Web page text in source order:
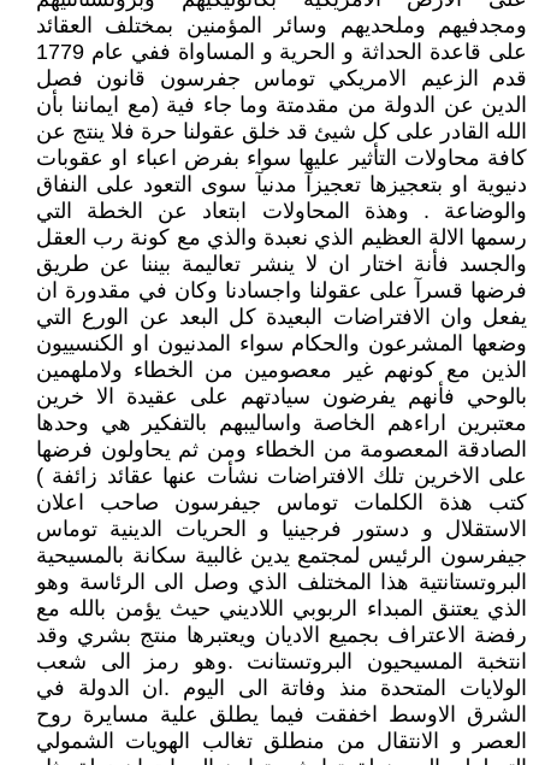
ومجدفيهم وملحديهم وسائر المؤمنين بمختلف العقائد
على قاعدة الحداثة و الحرية و المساواة ففي عام 1779
قدم الزعيم الامريكي توماس جفرسون قانون فصل
الدين عن الدولة من مقدمتة وما جاء فية (مع ايماننا بأن
الله القادر على كل شيئ قد خلق عقولنا حرة فلا ينتج عن
كافة محاولات التأثير عليها سواء بفرض اعباء او عقوبات
دنيوية او بتعجيزها تعجيزآ مدنيآ سوى التعود على النفاق
والوضاعة . وهذة المحاولات ابتعاد عن الخطة التي
رسمها الالة العظيم الذي نعبدة والذي مع كونة رب العقل
والجسد فأنة اختار ان لا ينشر تعاليمة بيننا عن طريق
فرضها قسرآ على عقولنا واجسادنا وكان في مقدورة ان
يفعل وان الافتراضات البعيدة كل البعد عن الورع التي
وضعها المشرعون والحكام سواء المدنيون او الكنسييون
الذين مع كونهم غير معصومين من الخطاء ولاملهمين
بالوحي فأنهم يفرضون سيادتهم على عقيدة الا خرين
معتبرين اراءهم الخاصة واساليبهم بالتفكير هي وحدها
الصادقة المعصومة من الخطاء ومن ثم يحاولون فرضها
على الاخرين تلك الافتراضات نشأت عنها عقائد زائفة )
كتب هذة الكلمات توماس جيفرسون صاحب اعلان
الاستقلال و دستور فرجينيا و الحريات الدينية توماس
جيفرسون الرئيس لمجتمع يدين غالبية سكانة بالمسيحية
البروتستانتية هذا المختلف الذي وصل الى الرئاسة وهو
الذي يعتنق المبداء الربوبي اللاديني حيث يؤمن بالله مع
رفضة الاعتراف بجميع الاديان ويعتبرها منتج بشري وقد
انتخبة المسيحيون البروتستانت .وهو رمز الى شعب
الولايات المتحدة منذ وفاتة الى اليوم .ان الدولة في
الشرق الاوسط اخفقت فيما يطلق علية مسايرة روح
العصر و الانتقال من منطلق تغالب الهويات الشمولي